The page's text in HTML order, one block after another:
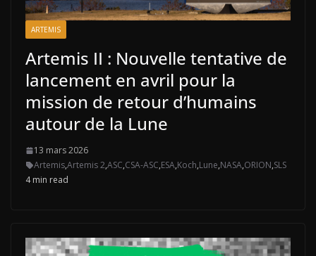
ARTEMIS
Artemis II : Nouvelle tentative de
lancement en avril pour la
mission de retour d’humains
autour de la Lune
13 mars 2026
Artemis,Artemis 2,ASC,CSA-ASC,ESA,Koch,Lune,NASA,ORION,SLS
4 min read